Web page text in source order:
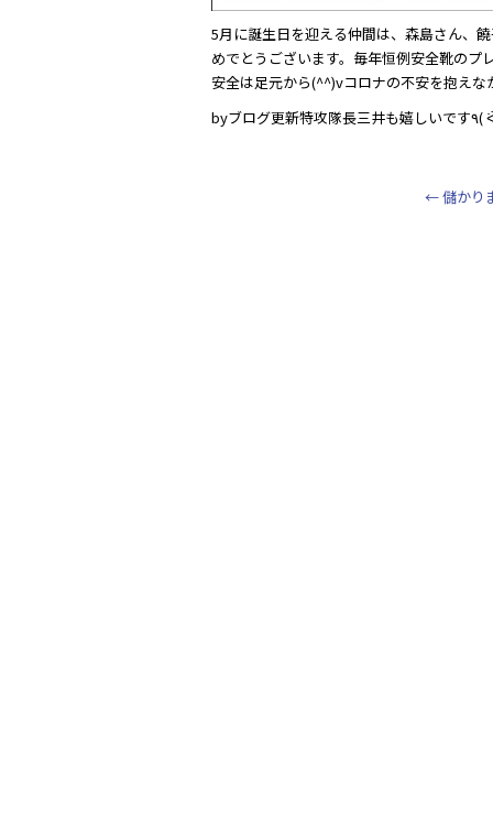
5月に誕生日を迎える仲間は、森島さん、
めでとうございます。毎年恒例安全靴のプ
安全は足元から(^^)vコロナの不安を抱えな
←儲かり